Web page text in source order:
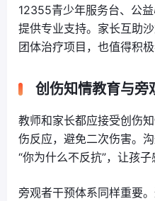
12355青少年服务台、公
提供专业支持。家长互助
团体治疗项目，也值得积极
创伤知情教育与旁
教师和家长都应接受创伤
伤反应，避免二次伤害。
“你为什么不反抗”，让孩子
旁观者干预体系同样重要